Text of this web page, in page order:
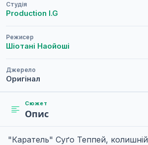
Студія
Production I.G
Режисер
Шіотані Наойоші
Джерело
Оригінал
Сюжет
Опис
"Каратель" Суґо Теппей,